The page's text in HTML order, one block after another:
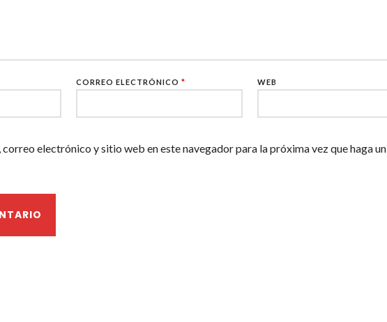
CORREO ELECTRÓNICO * WEB
electrónico y sitio web en este navegador para la próxima vez que haga un